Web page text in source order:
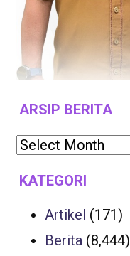
ARSIP BERITA
KATEGORI
Artikel (171)
Berita (8,444)